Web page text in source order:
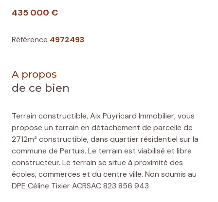
435 000 €
Référence 4972493
A propos
de ce bien
Terrain constructible, Aix Puyricard Immobilier, vous
propose un terrain en détachement de parcelle de
2712m² constructible, dans quartier résidentiel sur la
commune de Pertuis. Le terrain est viabilisé et libre
constructeur. Le terrain se situe à proximité des
écoles, commerces et du centre ville. Non soumis au
DPE Céline Tixier ACRSAC 823 856 943